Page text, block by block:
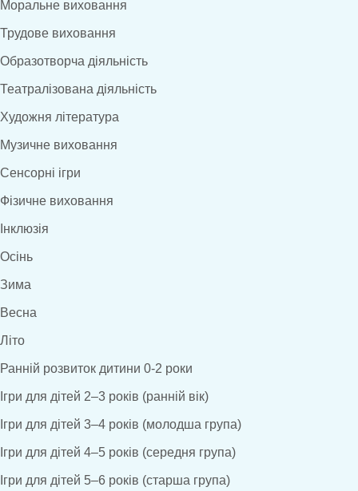
Моральне виховання
Трудове виховання
Образотворча діяльність
Театралізована діяльність
Художня література
Музичне виховання
Сенсорні ігри
Фізичне виховання
Інклюзія
Осінь
Зима
Весна
Літо
Ранній розвиток дитини 0-2 роки
Ігри для дітей 2–3 років (ранній вік)
Ігри для дітей 3–4 років (молодша група)
Ігри для дітей 4–5 років (середня група)
Ігри для дітей 5–6 років (старша група)